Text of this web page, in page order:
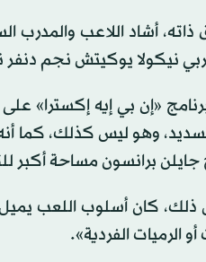
نيكولا يوكيتش نجم
«إن بي إيه إكسترا»
وهو ليس كذلك، كما
جايلن برانسون مساحة أكبر
كان أسلوب اللعب يميل
الرميات الفردية».